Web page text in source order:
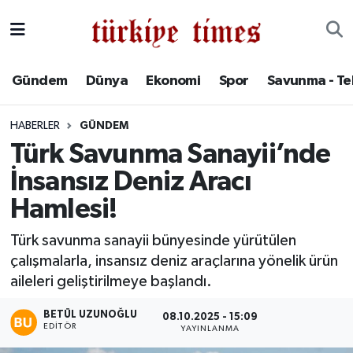
Gündem Dünya Ekonomi Spor Savunma -
HABERLER GÜNDEM
Türk Savunma Sanayii’nde
İnsansız Deniz Aracı
Hamlesi!
Türk savunma sanayii bünyesinde yürütülen
çalışmalarla, insansız deniz araçlarına yönelik ürün
aileleri geliştirilmeye başlandı.
BETÜL UZUNOĞLU
EDITÖR
08.10.2025 - 15:09
YAYINLANMA
Spor
Savunma - Teknoloji
Kültür - Sanat
Tüm Manşetler
Son Dakika Haberleri
Haber Arşivi